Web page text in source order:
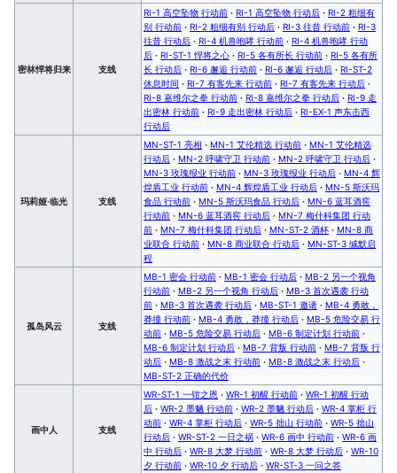
密林悍将归来 支线
RI-1 高空坠物 行动前 · RI-1 高空坠物 行动后 · RI-2 粗细有
别 行动前 · RI-2 粗细有别 行动后 · RI-3 往昔 行动前 · RI-3
往昔 行动后 · RI-4 机兽咆哮 行动前 · RI-4 机兽咆哮 行动
后 · RI-ST-1 悍将之心 · RI-5 各有所长 行动前 · RI-5 各有所
长 行动后 · RI-6 邂逅 行动前 · RI-6 邂逅 行动后 · RI-ST-2
休息时间 · RI-7 有客先来 行动前 · RI-7 有客先来 行动后 ·
RI-8 嘉维尔之拳 行动前 · RI-8 嘉维尔之拳 行动后 · RI-9 走
出密林 行动前 · RI-9 走出密林 行动后 · RI-EX-1 声东击西
行动后
玛莉娅·临光 支线
MN-ST-1 亮相 · MN-1 艾伦精选 行动前 · MN-1 艾伦精选
行动后 · MN-2 呼啸守卫 行动前 · MN-2 呼啸守卫 行动后 ·
MN-3 玫瑰报业 行动前 · MN-3 玫瑰报业 行动后 · MN-4 辉
煌盾工业 行动前 · MN-4 辉煌盾工业 行动后 · MN-5 斯沃玛
食品 行动前 · MN-5 斯沃玛食品 行动后 · MN-6 蓝耳酒窖
行动前 · MN-6 蓝耳酒窖 行动后 · MN-7 梅什科集团 行动
前 · MN-7 梅什科集团 行动后 · MN-ST-2 酒杯 · MN-8 商
业联合 行动前 · MN-8 商业联合 行动后 · MN-ST-3 缄默启
程
孤岛风云 支线
MB-1 密会 行动前 · MB-1 密会 行动后 · MB-2 另一个视角
行动前 · MB-2 另一个视角 行动后 · MB-3 首次遇袭 行动
前 · MB-3 首次遇袭 行动后 · MB-ST-1 邀请 · MB-4 勇敢，
莽撞 行动前 · MB-4 勇敢，莽撞 行动后 · MB-5 危险交易 行
动前 · MB-5 危险交易 行动后 · MB-6 制定计划 行动前 ·
MB-6 制定计划 行动后 · MB-7 背叛 行动前 · MB-7 背叛 行
动后 · MB-8 激战之末 行动前 · MB-8 激战之末 行动后 ·
MB-ST-2 正确的代价
画中人 支线
WR-ST-1 一钳之恩 · WR-1 初醒 行动前 · WR-1 初醒 行动
后 · WR-2 墨魉 行动前 · WR-2 墨魉 行动后 · WR-4 掌柜 行
动前 · WR-4 掌柜 行动后 · WR-5 拙山 行动前 · WR-5 拙山
行动后 · WR-ST-2 一日之祸 · WR-6 画中 行动前 · WR-6 画
中 行动后 · WR-8 大梦 行动前 · WR-8 大梦 行动后 · WR-10
夕 行动前 · WR-10 夕 行动后 · WR-ST-3 一问之答